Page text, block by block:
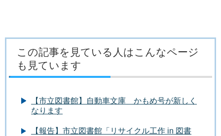
この記事を見ている人はこんなページ
も見ています
【市立図書館】自動車文庫 かもめ号が新しく
なります
【報告】市立図書館「リサイクル工作 in 図書